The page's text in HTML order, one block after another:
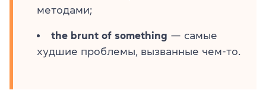
методами;
the brunt of something — самые
худшие проблемы, вызванные чем-то.